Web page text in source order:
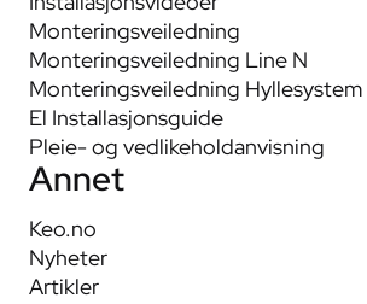
Monteringsveiledning
Monteringsveiledning Line N
Monteringsveiledning Hyllesystem
El Installasjonsguide
Pleie- og vedlikeholdanvisning
Annet
Keo.no
Nyheter
Artikler